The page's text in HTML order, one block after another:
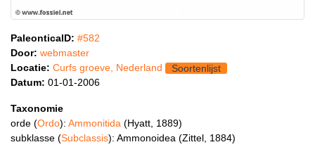
PaleonticaID: #582
Door: webmaster
Locatie: Curfs groeve, Nederland
Soortenlijst
Datum: 01-01-2006
Taxonomie
orde (Ordo): Ammonitida (Hyatt, 1889)
subklasse (Subclassis): Ammonoidea (Zittel, 1884)